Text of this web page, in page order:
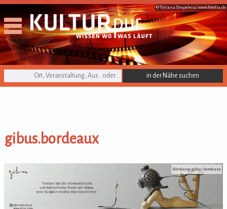
© Tatiana Shepeleva /www.fotolia.de
KULTURpur Suche
gibus.bordeaux
gibus.bordeaux Werbung: gibus.bordeaux